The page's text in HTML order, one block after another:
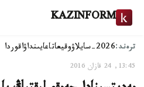
KAZINFORM
ترەند:2026-سايلاۋ وقيعاتاعايىنداۋاقوردا
13:45, 24 قازان 2016